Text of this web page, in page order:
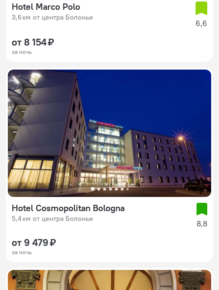
Hotel Marco Polo
3,6 км от центра Болоньи
6,6
от 8 154 ₽
за ночь
Hotel Cosmopolitan Bologna
5,4 км от центра Болоньи 8,8
от 9 479 ₽
за ночь